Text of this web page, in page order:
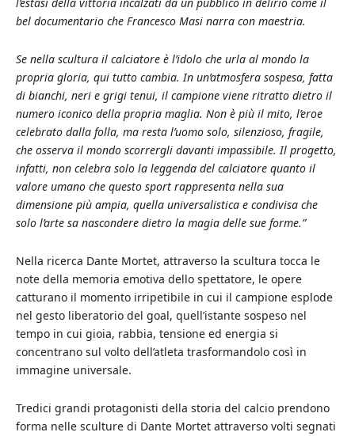
bel documentario che Francesco Masi narra con maestria.
Se nella scultura il calciatore è l’idolo che urla al mondo la
propria gloria, qui tutto cambia. In un’atmosfera sospesa, fatta
di bianchi, neri e grigi tenui, il campione viene ritratto dietro il
numero iconico della propria maglia. Non è più il mito, l’eroe
celebrato dalla folla, ma resta l’uomo solo, silenzioso, fragile,
che osserva il mondo scorrergli davanti impassibile. Il progetto,
infatti, non celebra solo la leggenda del calciatore quanto il
valore umano che questo sport rappresenta nella sua
dimensione più ampia, quella universalistica e condivisa che
solo l’arte sa nascondere dietro la magia delle sue forme.”
Nella ricerca Dante Mortet, attraverso la scultura tocca le
note della memoria emotiva dello spettatore, le opere
catturano il momento irripetibile in cui il campione esplode
nel gesto liberatorio del goal, quell’istante sospeso nel
tempo in cui gioia, rabbia, tensione ed energia si
concentrano sul volto dell’atleta trasformandolo così in
immagine universale.
Tredici grandi protagonisti della storia del calcio prendono
forma nelle sculture di Dante Mortet attraverso volti segnati